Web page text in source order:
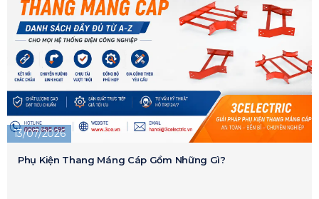
13/07/2026
Phụ Kiện Thang Máng Cáp Gồm Những Gì?